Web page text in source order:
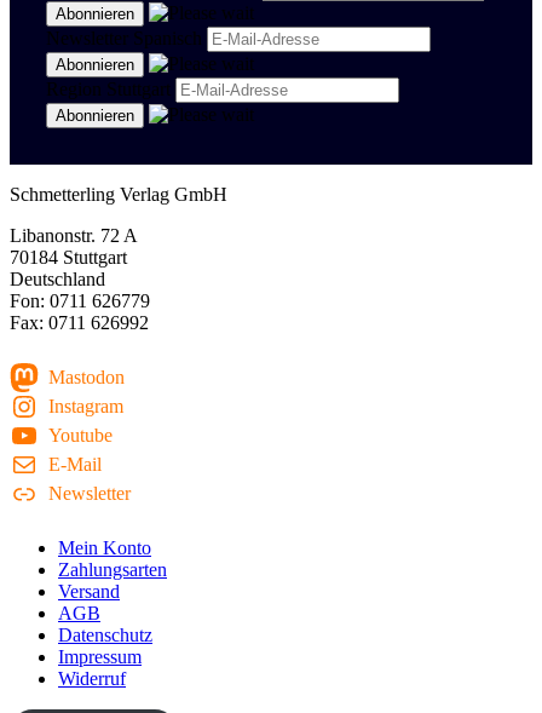
Newsletter Spanisch
Region Stuttgart
Schmetterling Verlag GmbH
Libanonstr. 72 A
70184 Stuttgart
Deutschland
Fon: 0711 626779
Fax: 0711 626992
Mastodon
Instagram
Youtube
E-Mail
Newsletter
Mein Konto
Zahlungsarten
Versand
AGB
Datenschutz
Impressum
Widerruf